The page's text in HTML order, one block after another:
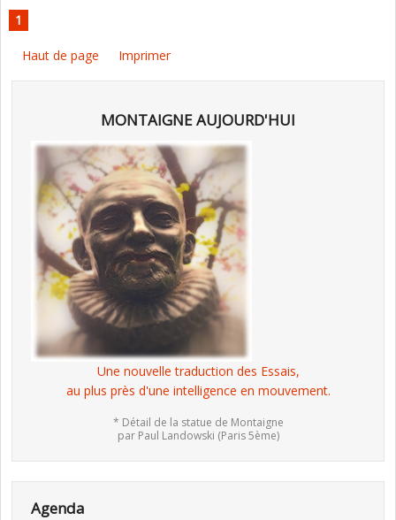
1
Haut de page Imprimer
MONTAIGNE AUJOURD'HUI
Une nouvelle traduction des Essais,
au plus près d'une intelligence en mouvement.
* Détail de la statue de Montaigne
par Paul Landowski (Paris 5ème)
Agenda